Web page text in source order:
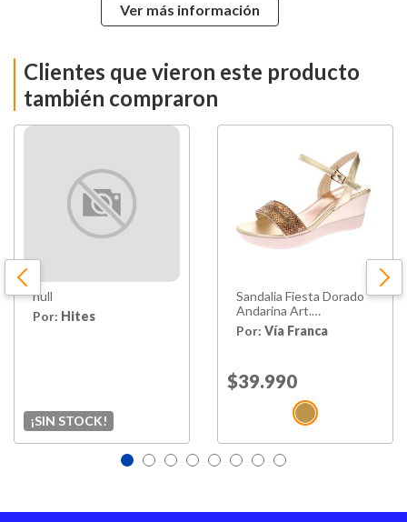
Garantía
6 Meses por falla de
Temporada Verano
Ver más información
Clientes que vieron este producto
también compraron
null
Por: Hites
¡SIN STOCK!
Sandalia Fiesta Dorado
Andarina Art.
5a9001gold
Por: Vía Franca
Price reduced from
$39.990